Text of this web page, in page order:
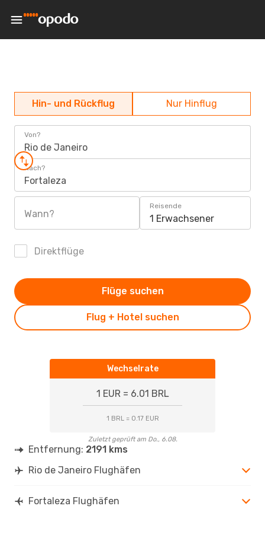
Hin- und Rückflug Nur Hinflug
Von?
Rio de Janeiro
Nach?
Fortaleza
Wann?
Reisende
1 Erwachsener
Direktflüge
Flug + Hotel suchen
Flüge suchen
Wechselrate
1 EUR = 6.01 BRL
1 BRL = 0.17 EUR
Zuletzt geprüft am Do., 6.08.
Entfernung: 2191 kms
Rio de Janeiro Flughäfen
Fortaleza Flughäfen